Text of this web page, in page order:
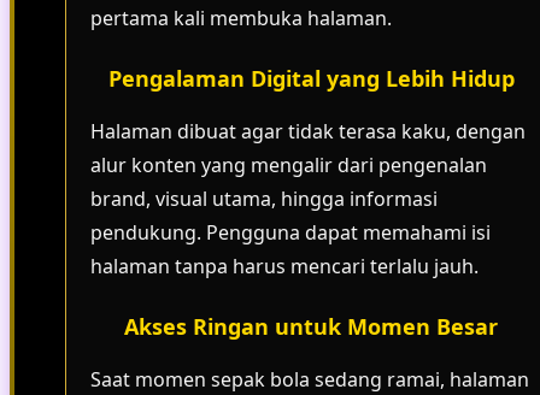
pertama kali membuka halaman.
Pengalaman Digital yang Lebih Hidup
Halaman dibuat agar tidak terasa kaku, dengan
alur konten yang mengalir dari pengenalan
brand, visual utama, hingga informasi
pendukung. Pengguna dapat memahami isi
halaman tanpa harus mencari terlalu jauh.
Akses Ringan untuk Momen Besar
Saat momen sepak bola sedang ramai, halaman